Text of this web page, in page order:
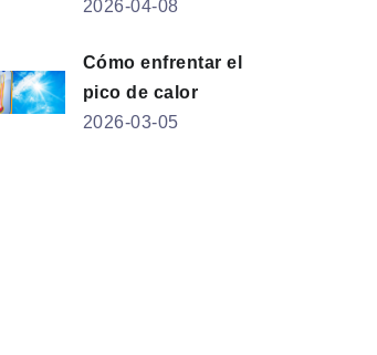
2026-04-08
Cómo enfrentar el
pico de calor
2026-03-05